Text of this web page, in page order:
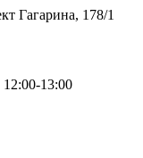
Гагарина, 178/1
13:00